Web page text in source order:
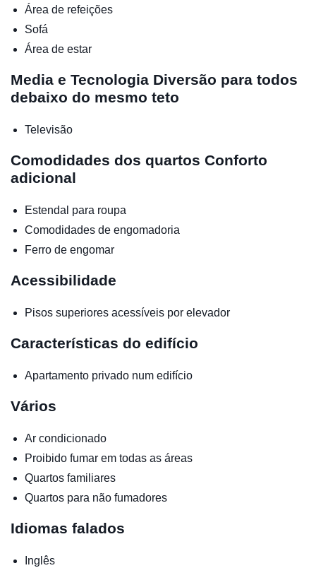
Área de refeições
Sofá
Área de estar
Media e Tecnologia Diversão para todos
debaixo do mesmo teto
Televisão
Comodidades dos quartos Conforto
adicional
Estendal para roupa
Comodidades de engomadoria
Ferro de engomar
Acessibilidade
Pisos superiores acessíveis por elevador
Características do edifício
Apartamento privado num edifício
Vários
Ar condicionado
Proibido fumar em todas as áreas
Quartos familiares
Quartos para não fumadores
Idiomas falados
Inglês